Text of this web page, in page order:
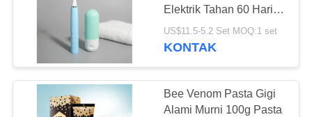
HUBUNGI
KAMI
PERMINTAAN
PENAWARAN
Pasta gigi rasa buah
Elektrik Tahan 60 Hari
Rohs
US$11.5-5.2 Set MOQ:1 set
KONTAK
Bee Venom Pasta Gigi
Alami Murni 100g Pasta